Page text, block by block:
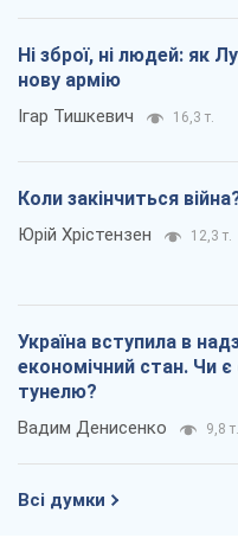
Ні зброї, ні людей: як
нову армію
Ігар Тишкевич 16,3 т.
Коли закінчиться
Юрій Хрістензен 12,3 т.
Україна вступила в
економічний стан. Чи є
тунелю?
Вадим Денисенко 9,8 т.
Всі думки